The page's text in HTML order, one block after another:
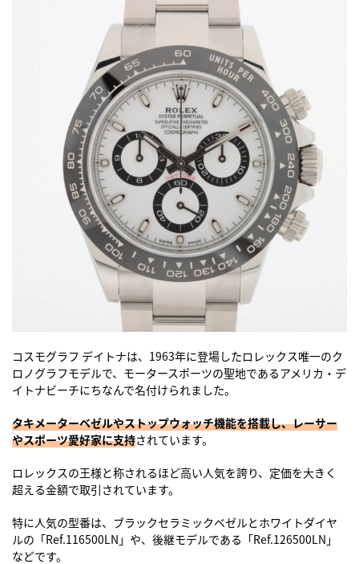
コスモグラフ デイトナは、1963年に登場したロレックス唯一のク
ロノグラフモデルで、モータースポーツの聖地であるアメリカ・デ
イトナビーチにちなんで名付けられました。
タキメーターベゼルやストップウォッチ機能を搭載し、レーサー
やスポーツ愛好家に支持されています。
ロレックスの王様と称されるほど高い人気を誇り、定価を大きく
超える金額で取引されています。
特に人気の型番は、ブラックセラミックベゼルとホワイトダイヤ
ルの「Ref.116500LN」や、後継モデルである「Ref.126500LN」
などです。